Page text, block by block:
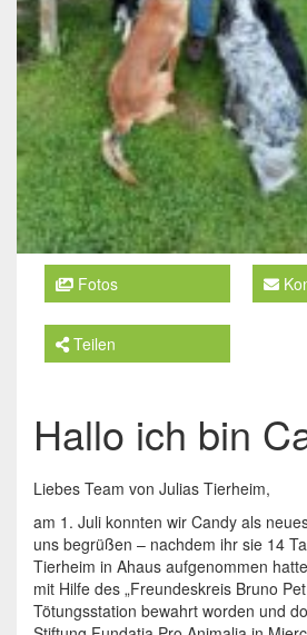
Fotos
Teilen
Hallo ich bin
Liebes Team von Julias Tierheim,
am 1. Juli konnten wir Candy als
uns begrüßen – nachdem ihr sie 14
Tierheim in Ahaus aufgenommen
mit Hilfe des „Freundeskreis Bruno
Tötungsstation bewahrt worden und